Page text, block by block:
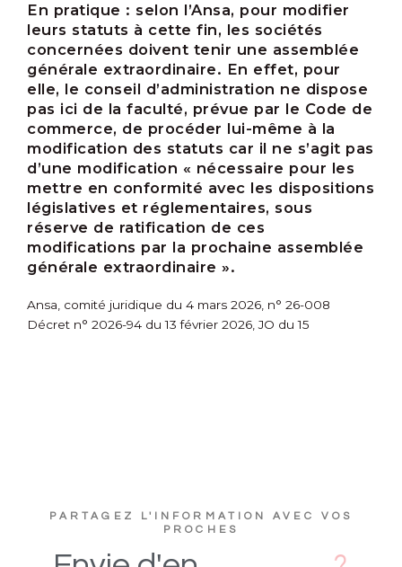
En pratique : selon l’Ansa, pour modifier
leurs statuts à cette fin, les sociétés
concernées doivent tenir une assemblée
générale extraordinaire. En effet, pour
elle, le conseil d’administration ne dispose
pas ici de la faculté, prévue par le Code de
commerce, de procéder lui-même à la
modification des statuts car il ne s’agit pas
d’une modification « nécessaire pour les
mettre en conformité avec les dispositions
législatives et réglementaires, sous
réserve de ratification de ces
modifications par la prochaine assemblée
générale extraordinaire ».
Ansa, comité juridique du 4 mars 2026, n° 26-008
Décret n° 2026-94 du 13 février 2026, JO du 15
PARTAGEZ L'INFORMATION AVEC VOS
PROCHES